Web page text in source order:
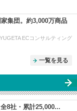
集団。約3,000万商品
ECコンサルティング
一覧を見る
8社・累計25,000...